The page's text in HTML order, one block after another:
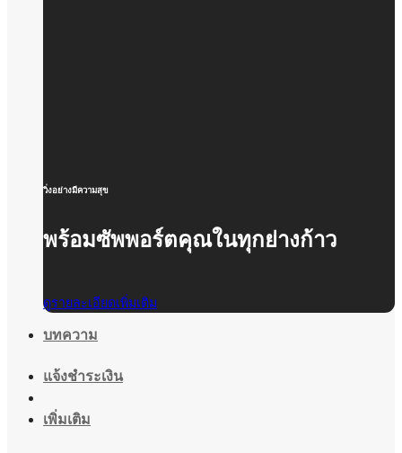
วิ่งอย่างมีความสุข
พร้อมซัพพอร์ตคุณในทุกย่างก้าว
ดูรายละเอียดเพิ่มเติม
บทความ
แจ้งชำระเงิน
เพิ่มเติม